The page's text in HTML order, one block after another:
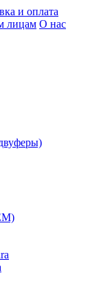
и оплата
лицам О нас